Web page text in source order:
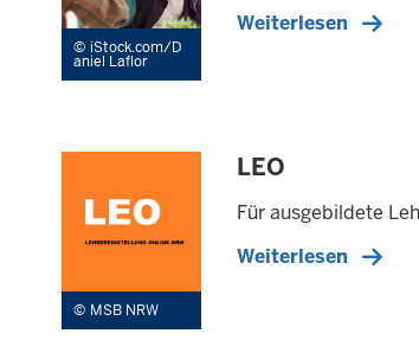
iStock.com/D
aniel Laflor
Weiterlesen
MSB NRW
LEO
Für ausgebildete
Weiterlesen